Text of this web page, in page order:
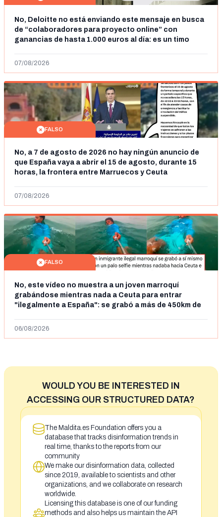
No, Deloitte no está enviando este mensaje en busca
de “colaboradores para proyecto online” con
ganancias de hasta 1.000 euros al día: es un timo
07/08/2026
FALSO
No, a 7 de agosto de 2026 no hay ningún anuncio de
que España vaya a abrir el 15 de agosto, durante 15
horas, la frontera entre Marruecos y Ceuta
07/08/2026
FALSO
No, este vídeo no muestra a un joven marroquí
grabándose mientras nada a Ceuta para entrar
"ilegalmente a España": se grabó a más de 450km de
06/08/2026
WOULD YOU BE INTERESTED IN
ACCESSING OUR STRUCTURED DATA?
The Maldita.es Foundation offers you a
database that tracks disinformation trends in
real time, thanks to the reports from our
community
We make our disinformation data, collected
since 2019, available to scientists and other
organizations, and we collaborate on research
worldwide.
Licensing this database is one of our funding
methods and also helps us maintain the API